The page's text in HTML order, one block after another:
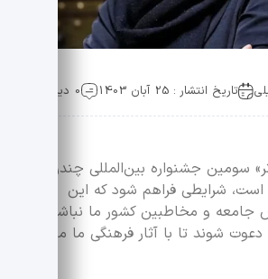
تاریخ انتشار : 25 آبان 1403 0 دیدگاه
سومین جشنواره بین‌المللی چندرسانه‌ای
است، شرایطی فراهم شود که این
و مخاطبین کشور ما نباشد، بلکه
شوند تا با آثار فرهنگی ما مواجه